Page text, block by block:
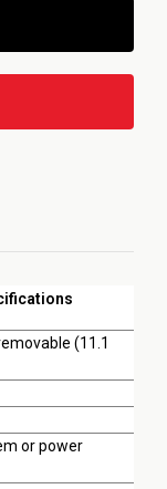
(11.1
or power